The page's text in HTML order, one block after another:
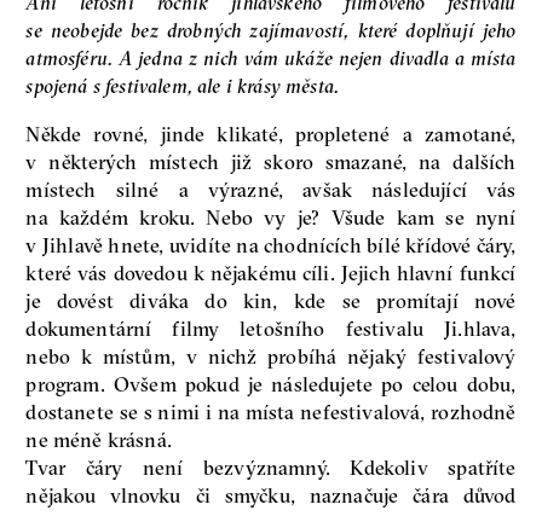
se neobejde bez drobných zajímavostí, které doplňují jeho
atmosféru. A jedna z nich vám ukáže nejen divadla a místa
spojená s festivalem, ale i krásy města.
Někde rovné, jinde klikaté, propletené a zamotané,
v některých místech již skoro smazané, na dalších
místech silné a výrazné, avšak následující vás
na každém kroku. Nebo vy je? Všude kam se nyní
v Jihlavě hnete, uvidíte na chodnících bílé křídové čáry,
které vás dovedou k nějakému cíli. Jejich hlavní funkcí
je dovést diváka do kin, kde se promítají nové
dokumentární filmy letošního festivalu Ji.hlava,
nebo k místům, v nichž probíhá nějaký festivalový
program. Ovšem pokud je následujete po celou dobu,
dostanete se s nimi i na místa nefestivalová, rozhodně
ne méně krásná.
Tvar čáry není bezvýznamný. Kdekoliv spatříte
nějakou vlnovku či smyčku, naznačuje čára důvod